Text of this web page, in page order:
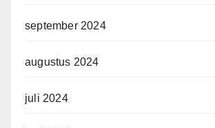
september 2024
augustus 2024
juli 2024